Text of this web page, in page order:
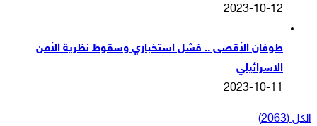
2023-10-12
طوفان الأقصى .. فشل استخباري وسقوط نظرية الأمن
الاسرائيلي
2023-10-11
الكل (2063)